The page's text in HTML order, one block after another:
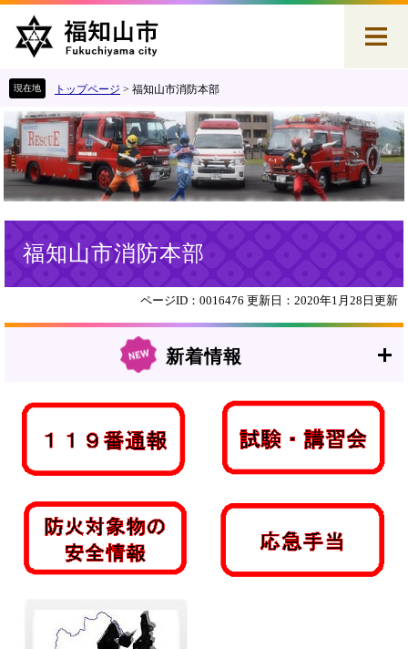
で
す
。
ば
し
て
本
文
へ
トップページ > 福知山市消防本部
福知山市消防本部
ページID：0016476 更新日：2020年1月28日更新
新着情報